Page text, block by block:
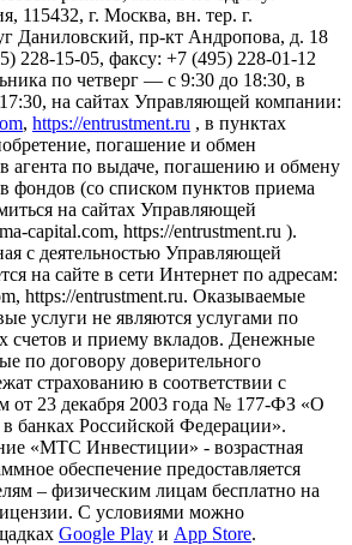
115432, г. Москва, вн. тер. г.
Даниловский, пр-кт Андропова, д. 18
228-15-05, факсу: +7 (495) 228-01-12
по четверг — c 9:30 до 18:30, в
на сайтах Управляющей компании:
, https://entrustment.ru , в пунктах
погашение и обмен
агента по выдаче, погашению и обмену
фондов (со списком пунктов приема
на сайтах Управляющей
capital.com, https://entrustment.ru ).
с деятельностью Управляющей
на сайте в сети Интернет по адресам:
https://entrustment.ru. Оказываемые
услуги не являются услугами по
счетов и приему вкладов. Денежные
по договору доверительного
страхованию в соответствии с
от 23 декабря 2003 года № 177-ФЗ «О
банках Российской Федерации».
«МТС Инвестиции» - возрастная
обеспечение предоставляется
– физическим лицам бесплатно на
С условиями можно
Google Play и App Store.